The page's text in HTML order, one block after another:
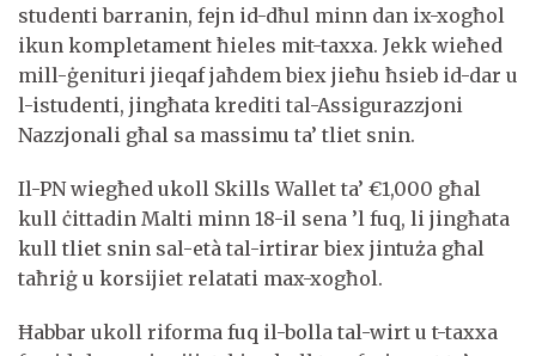
studenti barranin, fejn id-dħul minn dan ix-xogħol
ikun kompletament ħieles mit-taxxa. Jekk wieħed
mill-ġenituri jieqaf jaħdem biex jieħu ħsieb id-dar u
l-istudenti, jingħata krediti tal-Assigurazzjoni
Nazzjonali għal sa massimu ta’ tliet snin.
Il-PN wiegħed ukoll Skills Wallet ta’ €1,000 għal
kull ċittadin Malti minn 18-il sena ’l fuq, li jingħata
kull tliet snin sal-età tal-irtirar biex jintuża għal
taħriġ u korsijiet relatati max-xogħol.
Ħabbar ukoll riforma fuq il-bolla tal-wirt u t-taxxa